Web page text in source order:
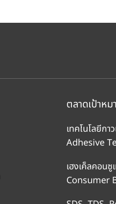
ตลาดเป้าหม
เทคโนโลยีกา
Adhesive
เฮงเค็ลคอน
Consumer